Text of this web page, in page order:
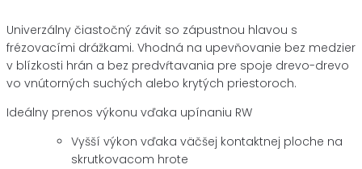
Univerzálny čiastočný závit so zápustnou hlavou s
frézovacími drážkami. Vhodná na upevňovanie bez medzier
v blízkosti hrán a bez predvŕtavania pre spoje drevo-drevo
vo vnútorných suchých alebo krytých priestoroch.
Ideálny prenos výkonu vďaka upínaniu RW
Vyšší výkon vďaka väčšej kontaktnej ploche na
skrutkovacom hrote